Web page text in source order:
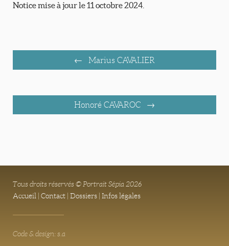
Notice mise à jour le 11 octobre 2024.
Marius CAVALIER
Honoré CAVAROC
Tous droits réservés © Portrait Sépia 2026
Accueil Contact Dossiers Infos légales
Code & design: s.a